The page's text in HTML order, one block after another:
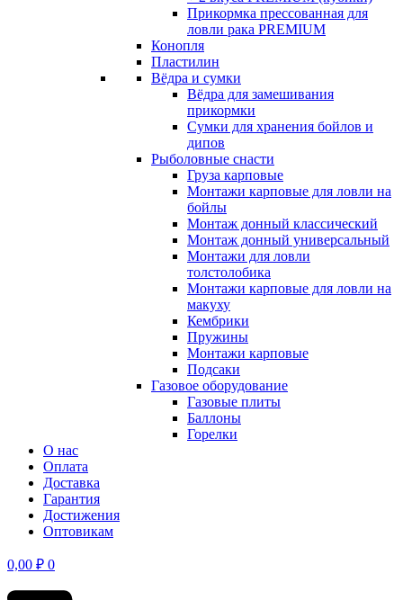
Прикормка прессованная для
ловли рака PREMIUM
Конопля
Пластилин
Вёдра и сумки
Вёдра для замешивания
прикормки
Сумки для хранения бойлов и
дипов
Рыболовные снасти
Груза карповые
Монтажи карповые для ловли на
бойлы
Монтаж донный классический
Монтаж донный универсальный
Монтажи для ловли
толстолобика
Монтажи карповые для ловли на
макуху
Кембрики
Пружины
Монтажи карповые
Подсаки
Газовое оборудование
Газовые плиты
Баллоны
Горелки
О нас
Оплата
Доставка
Гарантия
Достижения
Оптовикам
0,00 ₽ 0